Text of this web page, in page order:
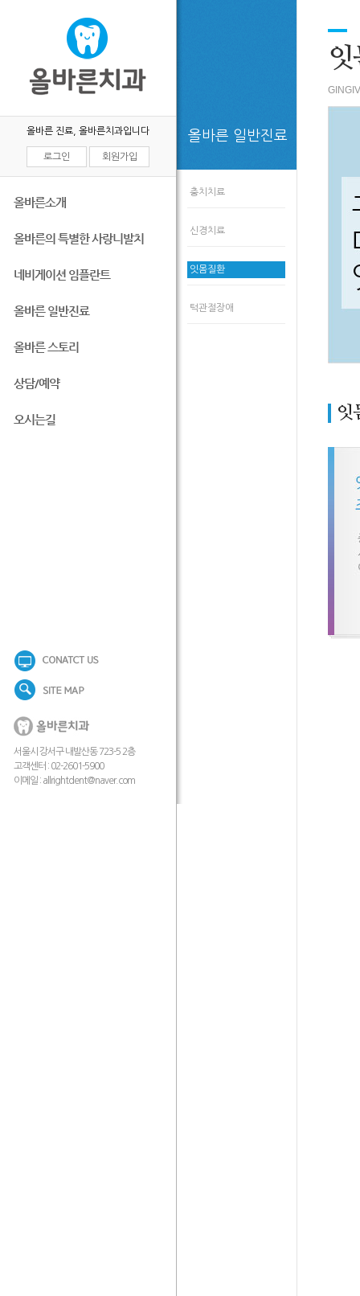
올바른 진료, 올바른치과입니다
로그인 회원가입
올바른소개
올바른의 특별한 사랑니발치
네비게이션 임플란트
올바른 일반진료
올바른 스토리
상담/예약
오시는길
올바른 일반진료
충치치료
신경치료
잇몸질환
턱관절장애
잇
잇
서울시 강서구 내발산동 723-5 2층
고객센터 : 02-2601-5900
이메일 : allrightdent@naver.com